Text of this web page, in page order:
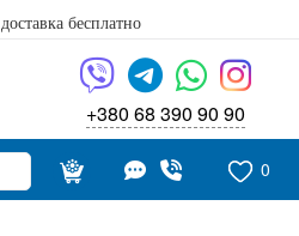
доставка бесплатно
+380 68 390 90 90
0